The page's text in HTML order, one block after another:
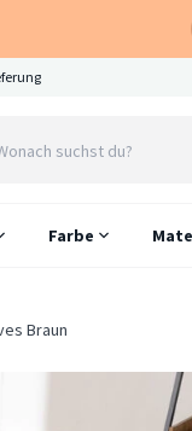
Farbe
Braun